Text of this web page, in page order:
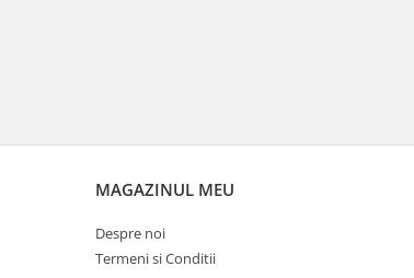
MAGAZINUL MEU
Despre noi
Termeni si Conditii